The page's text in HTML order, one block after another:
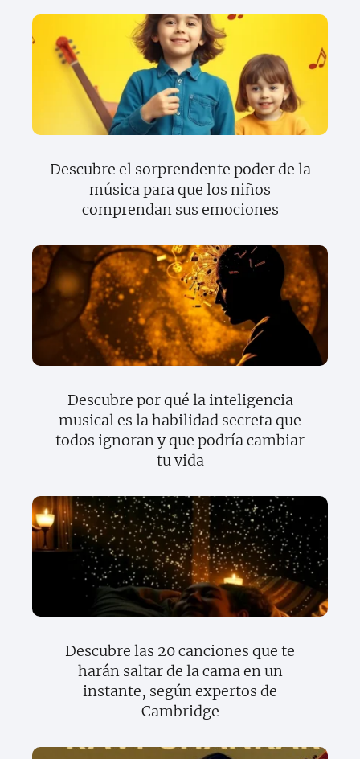
Descubre el sorprendente poder de la
música para que los niños
comprendan sus emociones
Descubre por qué la inteligencia
musical es la habilidad secreta que
todos ignoran y que podría cambiar
tu vida
Descubre las 20 canciones que te
harán saltar de la cama en un
instante, según expertos de
Cambridge